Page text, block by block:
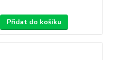
Přidat do košíku